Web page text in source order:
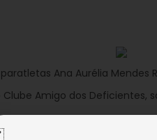
Ana Aurélia Mendes
Clube Amigo dos